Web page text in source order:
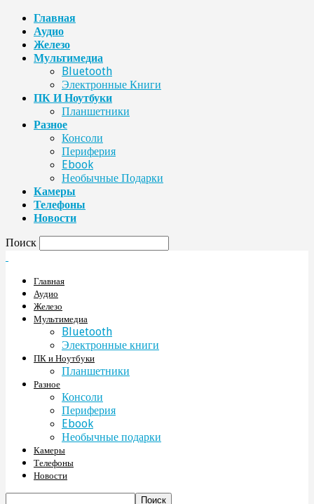
Главная
Аудио
Железо
Мультимедиа
Bluetooth
Электронные Книги
ПК И Ноутбуки
Планшетники
Разное
Консоли
Периферия
Ebook
Необычные Подарки
Камеры
Телефоны
Новости
Поиск
Главная
Аудио
Железо
Мультимедиа
Bluetooth
Электронные книги
ПК и Ноутбуки
Планшетники
Разное
Консоли
Периферия
Ebook
Необычные подарки
Камеры
Телефоны
Новости